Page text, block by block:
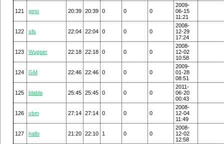
121 gmo 20:39 20:39 0 0 0
2009-
06-15
11:21
122 sfs 22:04 22:04 0 0 0
2008-
12-29
17:24
123 Wupper 22:18 22:18 0 0 0
2008-
12-02
10:58
124 GM 22:46 22:46 0 0 0
2009-
01-28
08:51
125 blabla 25:45 25:45 0 0 0
2011-
06-20
00:43
126 vbm 27:14 27:14 0 0 0
2008-
12-04
11:49
127 hallo 21:20 22:10 1 0 0
2008-
12-02
12:58